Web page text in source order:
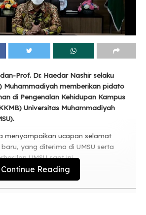
Prof. Dr. Haedar Nashir selaku
Muhammadiyah memberikan pidato
di Pengenalan Kehidupan Kampus
Universitas Muhammadiyah
menyampaikan ucapan selamat
yang diterima di UMSU serta
UMSU saat ini.
Continue Reading